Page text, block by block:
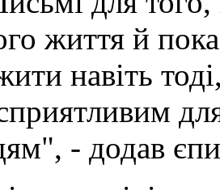
життя й
навіть
- додав